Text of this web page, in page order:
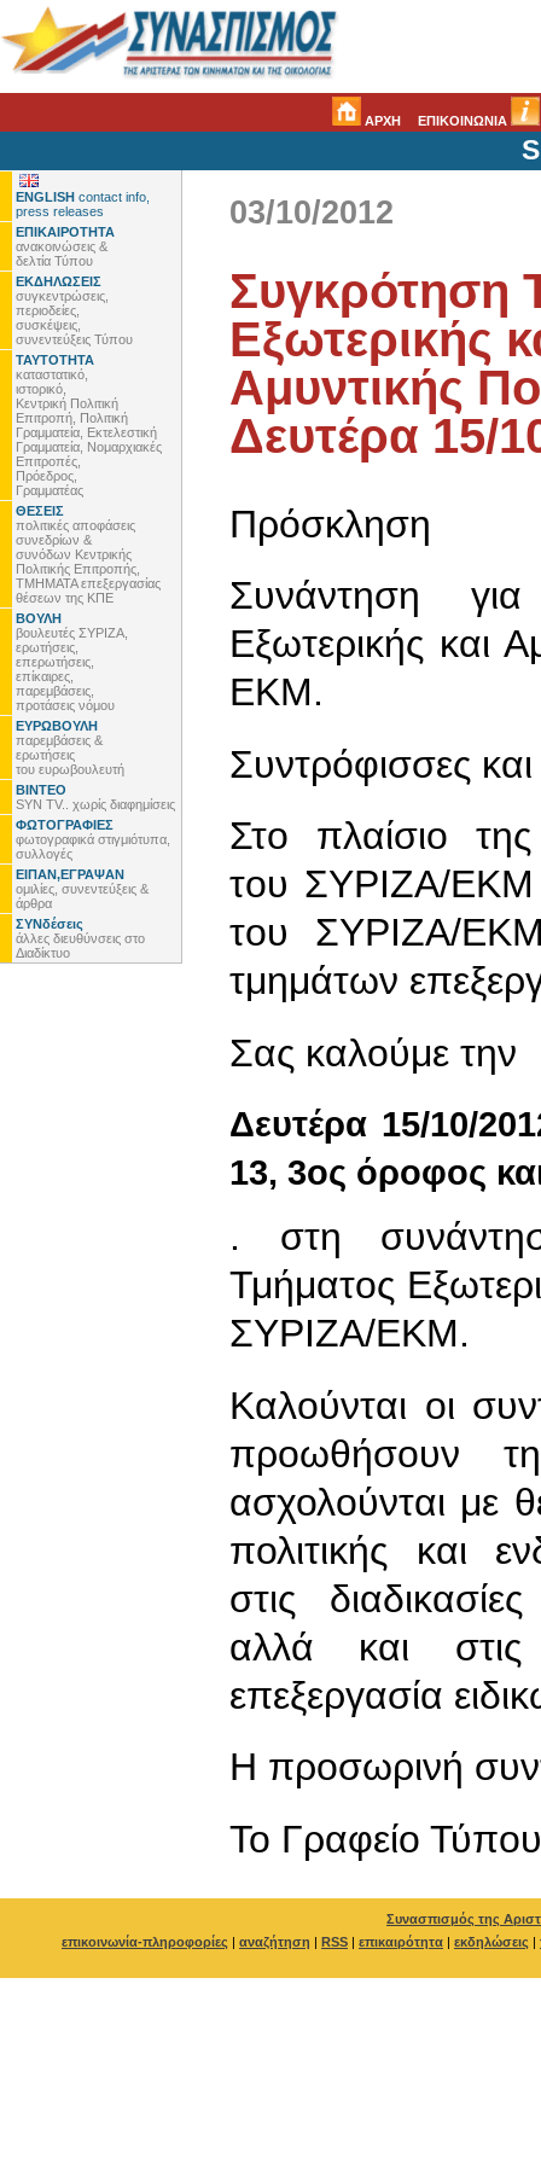
ΑΡΧΗ ΕΠΙΚΟΙΝΩΝΙΑ
ENGLISH contact info,
press releases
ΕΠΙΚΑΙΡΟΤΗΤΑ
ανακοινώσεις &
δελτία Τύπου
ΕΚΔΗΛΩΣΕΙΣ
συγκεντρώσεις,
περιοδείες,
συσκέψεις,
συνεντεύξεις Τύπου
ΤΑΥΤΟΤΗΤΑ
καταστατικό,
ιστορικό,
Κεντρική Πολιτική
Επιτροπή, Πολιτική
Γραμματεία, Εκτελεστική
Γραμματεία, Νομαρχιακές
Επιτροπές,
Πρόεδρος,
Γραμματέας
ΘΕΣΕΙΣ
πολιτικές αποφάσεις
συνεδρίων &
συνόδων Κεντρικής
Πολιτικής Επιτροπής,
ΤΜΗΜΑΤΑ επεξεργασίας
θέσεων της ΚΠΕ
ΒΟΥΛΗ
βουλευτές ΣΥΡΙΖΑ,
ερωτήσεις,
επερωτήσεις,
επίκαιρες,
παρεμβάσεις,
προτάσεις νόμου
ΕΥΡΩΒΟΥΛΗ
παρεμβάσεις &
ερωτήσεις
του ευρωβουλευτή
ΒΙΝΤΕΟ
SYN TV.. χωρίς διαφημίσεις
ΦΩΤΟΓΡΑΦΙΕΣ
φωτογραφικά στιγμιότυπα,
συλλογές
ΕΙΠΑΝ,ΕΓΡΑΨΑΝ
ομιλίες, συνεντεύξεις &
άρθρα
ΣΥΝδέσεις
άλλες διευθύνσεις στο
Διαδίκτυο
03/10/2012
Συγκρότηση
Εξωτερικής
Αμυντικής
Δευτέρα 15/
Πρόσκληση
Συνάντηση
Εξωτερικής και
ΕΚΜ.
Συντρόφισσες
Στο πλαίσιο της
του ΣΥΡΙΖΑ/ΕΚΜ
του ΣΥΡΙΖΑ/
τμημάτων
Σας καλούμε την
Δευτέρα 15/10/
13, 3ος όροφος
. στη
Τμήματος
ΣΥΡΙΖΑ/ΕΚΜ.
Καλούνται οι
προωθήσουν
ασχολούνται με
πολιτικής και
στις
αλλά και
επεξεργασία
Η προσωρινή
To Γραφείο Τύπου
Συνασπισμός της
επικοινωνία-πληροφορίες | αναζήτηση | RSS | επικαιρότητα | εκδηλώσεις |